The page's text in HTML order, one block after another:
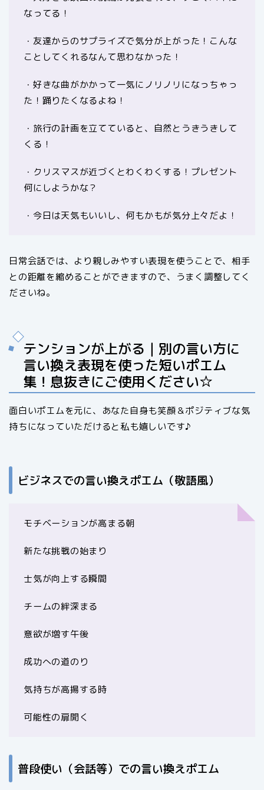
なってる！
・友達からのサプライズで気分が上がった！こんな
ことしてくれるなんて思わなかった！
・好きな曲がかかって一気にノリノリになっちゃっ
た！踊りたくなるよね！
・旅行の計画を立てていると、自然とうきうきして
くる！
・クリスマスが近づくとわくわくする！プレゼント
何にしようかな？
・今日は天気もいいし、何もかもが気分上々だよ！
日常会話では、より親しみやすい表現を使うことで、相手
との距離を縮めることができますので、うまく調整してく
ださいね。
テンションが上がる｜別の言い方に
言い換え表現を使った短いポエム
集！息抜きにご使用ください☆
面白いポエムを元に、あなた自身も笑顔＆ポジティブな気
持ちになっていただけると私も嬉しいです♪
ビジネスでの言い換えポエム（敬語風）
モチベーションが高まる朝
新たな挑戦の始まり
士気が向上する瞬間
チームの絆深まる
意欲が増す午後
成功への道のり
気持ちが高揚する時
可能性の扉開く
普段使い（会話等）での言い換えポエム